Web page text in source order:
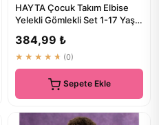
HAYTA Çocuk Takım Elbise
Yelekli Gömlekli Set 1-17 Yaş
384,99 ₺
★★★★★ (0)
Sepete Ekle